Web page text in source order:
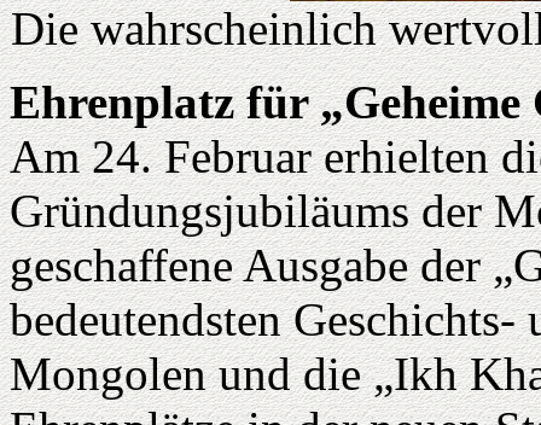
Die wahrscheinlich
Ehrenplatz für „Geheime
Am 24. Februar erhielten
Gründungsjubiläums der
geschaffene Ausgabe der
bedeutendsten
Mongolen und die „Ikh